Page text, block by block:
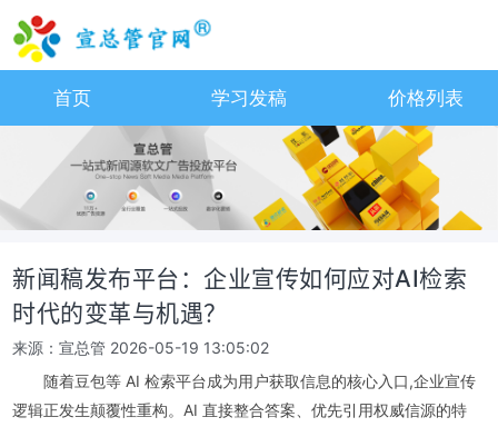
首页 学习发稿 价格列表
新闻稿发布平台：企业宣传如何应对AI检索
时代的变革与机遇？
来源：宣总管 2026-05-19 13:05:02
随着豆包等 AI 检索平台成为用户获取信息的核心入口,企业宣传
逻辑正发生颠覆性重构。AI 直接整合答案、优先引用权威信源的特